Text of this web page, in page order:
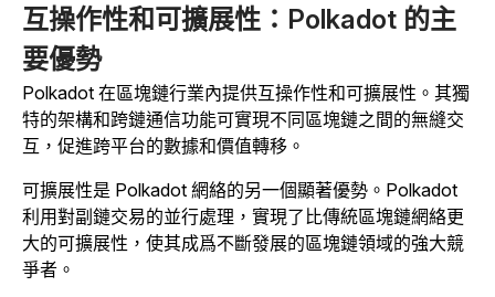
互操作性和可擴展性：Polkadot 的主
要優勢
Polkadot 在區塊鏈行業內提供互操作性和可擴展性。其獨
特的架構和跨鏈通信功能可實現不同區塊鏈之間的無縫交
互，促進跨平台的數據和價值轉移。
可擴展性是 Polkadot 網絡的另一個顯著優勢。Polkadot
利用對副鏈交易的並行處理，實現了比傳統區塊鏈網絡更
大的可擴展性，使其成爲不斷發展的區塊鏈領域的強大競
爭者。